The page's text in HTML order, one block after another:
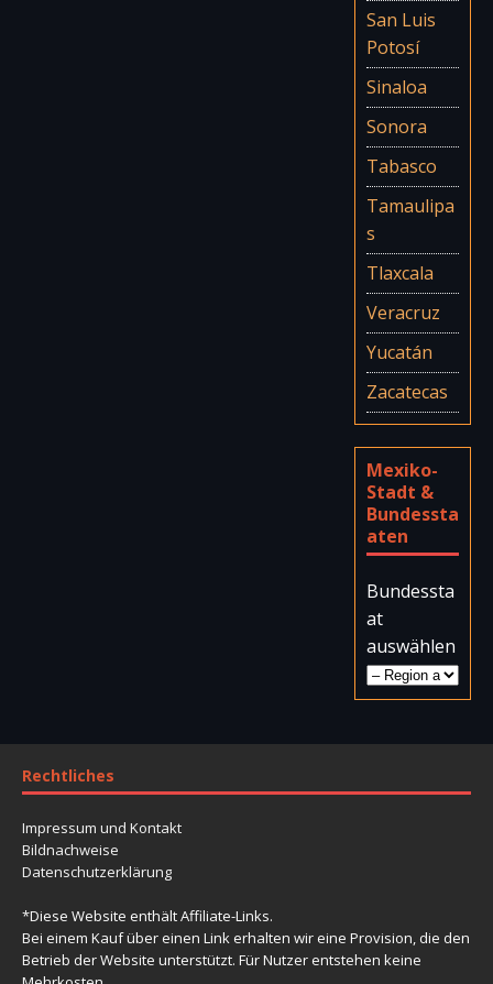
San Luis
Potosí
Sinaloa
Sonora
Tabasco
Tamaulipa
s
Tlaxcala
Veracruz
Yucatán
Zacatecas
Mexiko-
Stadt &
Bundessta
aten
Bundessta
at
auswählen
Rechtliches
Impressum und Kontakt
Bildnachweise
Datenschutzerklärung
*Diese Website enthält Affiliate-Links.
Bei einem Kauf über einen Link erhalten wir eine Provision, die den
Betrieb der Website unterstützt. Für Nutzer entstehen keine